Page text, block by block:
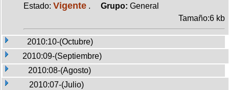
Estado: Vigente . Grupo: General
Tamaño:6 kb
2010:10-(Octubre)
2010:09-(Septiembre)
2010:08-(Agosto)
2010:07-(Julio)